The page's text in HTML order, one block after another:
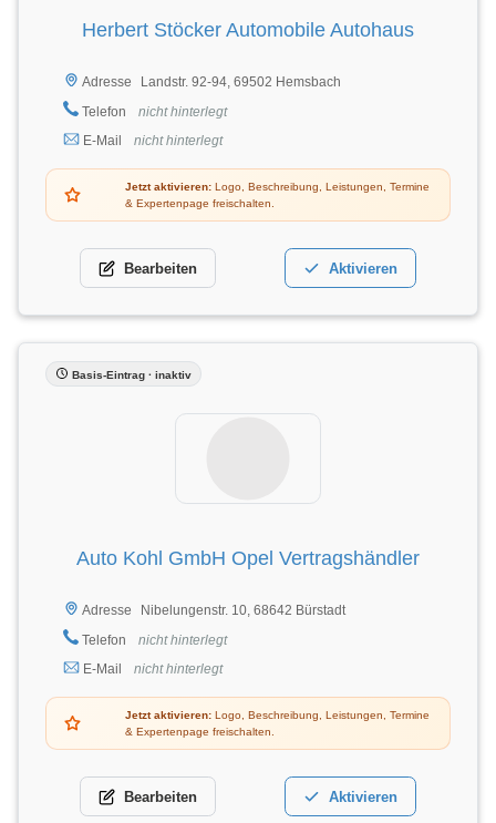
Herbert Stöcker Automobile Autohaus
Adresse
Landstr. 92-94, 69502 Hemsbach
Telefon
nicht hinterlegt
E-Mail
nicht hinterlegt
Jetzt aktivieren: Logo, Beschreibung, Leistungen, Termine
& Expertenpage freischalten.
Bearbeiten Aktivieren
Basis-Eintrag · inaktiv
Auto Kohl GmbH Opel Vertragshändler
Adresse
Nibelungenstr. 10, 68642 Bürstadt
Telefon
nicht hinterlegt
E-Mail
nicht hinterlegt
Jetzt aktivieren: Logo, Beschreibung, Leistungen, Termine
& Expertenpage freischalten.
Bearbeiten Aktivieren